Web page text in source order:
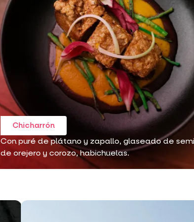
Chicharrón
Con puré de plátano y zapallo, glaseado de
de orejero y corozo, habichuelas.